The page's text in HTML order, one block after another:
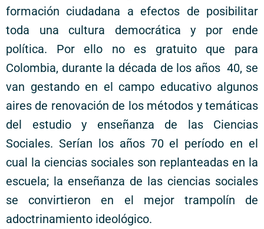
formación ciudadana a efectos de posibilitar
toda una cultura democrática y por ende
política. Por ello no es gratuito que para
Colombia, durante la década de los años 40, se
van gestando en el campo educativo algunos
aires de renovación de los métodos y temáticas
del estudio y enseñanza de las Ciencias
Sociales. Serían los años 70 el período en el
cual la ciencias sociales son replanteadas en la
escuela; la enseñanza de las ciencias sociales
se convirtieron en el mejor trampolín de
adoctrinamiento ideológico.